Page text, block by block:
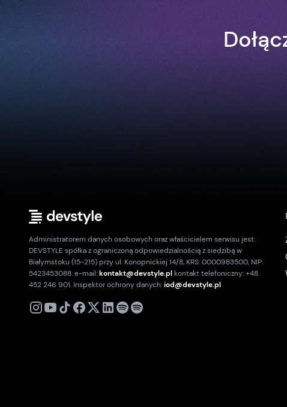
Administratorem danych osobowych oraz właścicielem serwisu jest:
DEVSTYLE spółka z ograniczoną odpowiedzialnością z siedzibą w
Białymstoku (15-215) przy ul. Konopnickiej 14/8, KRS: 0000983500, NIP:
5423453088. e-mail:kontakt@devstyle.plkontakt telefoniczny: +48
452 246 901. Inspektor ochrony danych:iod@devstyle.pl
X